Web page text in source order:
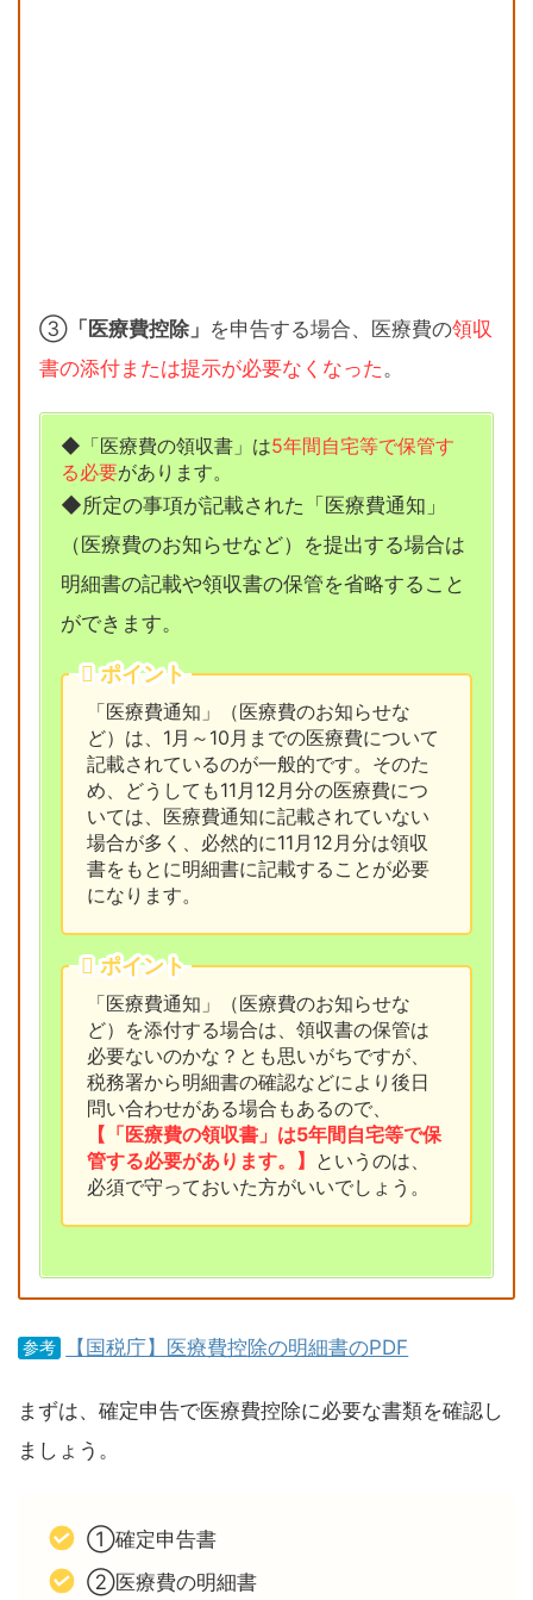
③ 「医療費控除」 を申告する場合、医療費の領収
書の添付または提示が必要なくなった 。
◆「医療費の領収書」は5年間自宅等で保管す
る必要があります。
◆所定の事項が記載された「医療費通知」
（医療費のお知らせなど）を提出する場合は
明細書の記載や領収書の保管を省略すること
ができます。
ポイント
「医療費通知」（医療費のお知らせな
ど）は、1月～10月までの医療費について
記載されているのが一般的です。そのた
め、どうしても11月12月分の医療費につ
いては、医療費通知に記載されていない
場合が多く、必然的に11月12月分は領収
書をもとに明細書に記載することが必要
になります。
ポイント
「医療費通知」（医療費のお知らせな
ど）を添付する場合は、領収書の保管は
必要ないのかな？とも思いがちですが、
税務署から明細書の確認などにより後日
問い合わせがある場合もあるので、
【「医療費の領収書」は5年間自宅等で保
管する必要があります。】 というのは、
必須で守っておいた方がいいでしょう。
参考 【国税庁】医療費控除の明細書のPDF
まずは、確定申告で医療費控除に必要な書類を確認し
ましょう。
①確定申告書
②医療費の明細書